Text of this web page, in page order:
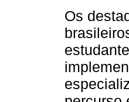
Os